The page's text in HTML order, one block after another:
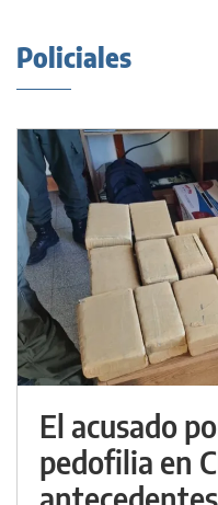
Policiales
El acusado
pedofilia en